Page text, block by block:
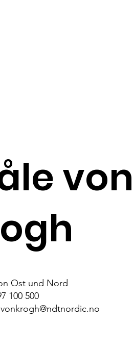
von
Ost und Nord
100 500